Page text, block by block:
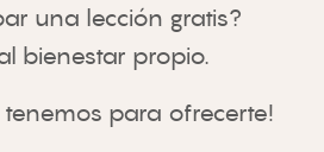
una lección gratis?
bienestar propio.
tenemos para ofrecerte!